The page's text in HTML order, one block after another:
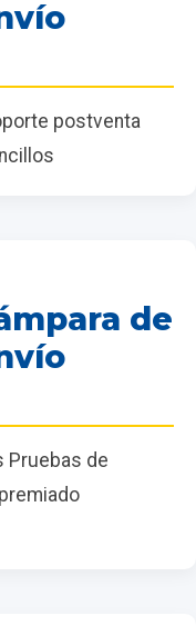
postventa
de
Pruebas de